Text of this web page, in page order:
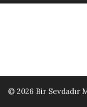
© 2026 Bir Sevdadır